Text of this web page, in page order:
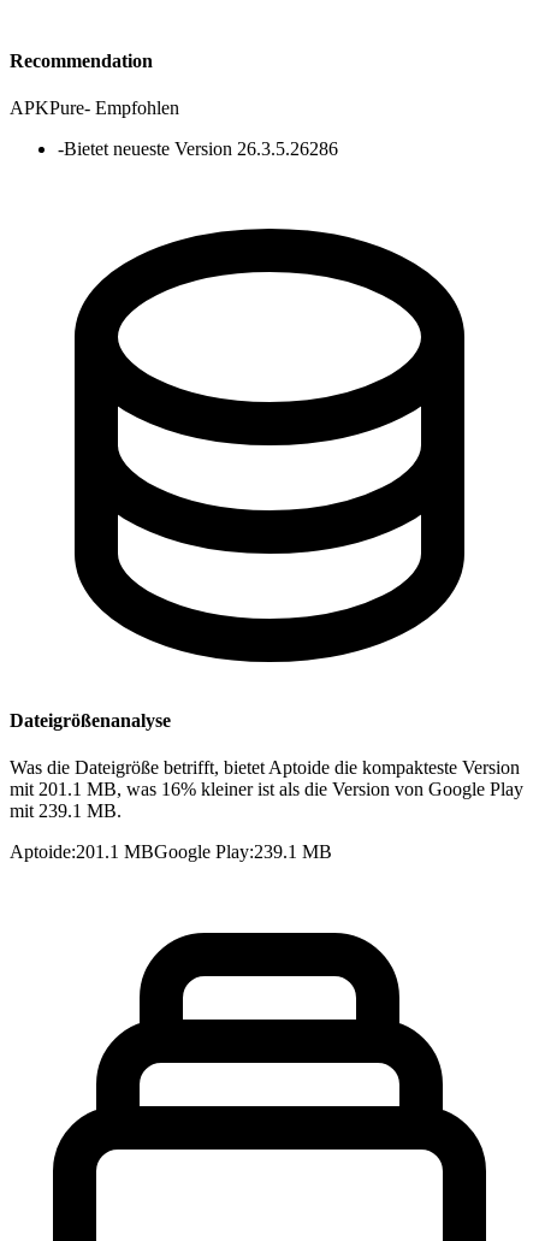
Recommendation
APKPure- Empfohlen
-Bietet neueste Version 26.3.5.26286
Dateigrößenanalyse
Was die Dateigröße betrifft, bietet Aptoide die kompakteste Version
mit 201.1 MB, was 16% kleiner ist als die Version von Google Play
mit 239.1 MB.
Aptoide:201.1 MBGoogle Play:239.1 MB